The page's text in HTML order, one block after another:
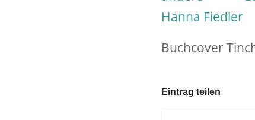
Buchcover
Eintrag teilen